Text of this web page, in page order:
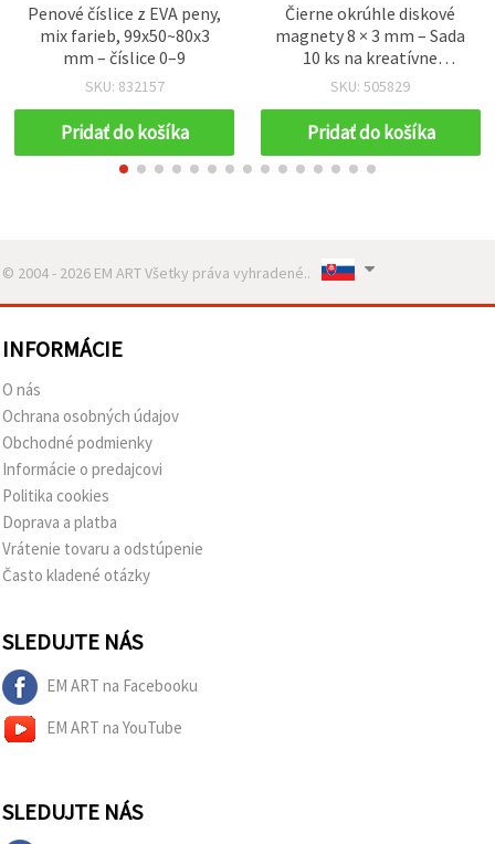
Penové číslice z EVA peny,
mix farieb, 99x50~80x3
mm – číslice 0–9
SKU: 832157
Pridať do košíka
Čierne okrúhle diskové
magnety 8 × 3 mm – Sada
10 ks na kreatívne
tvorenie, hobby, DIY,
SKU: 505829
Pridať do košíka
© 2004 - 2026 EM ART Všetky práva vyhradené..
INFORMÁCIE
O nás
Ochrana osobných údajov
Obchodné podmienky
Informácie o predajcovi
Politika cookies
Doprava a platba
Vrátenie tovaru a odstúpenie
Často kladené otázky
SLEDUJTE NÁS
EM ART na Facebooku
EM ART na YouTube
SLEDUJTE NÁS